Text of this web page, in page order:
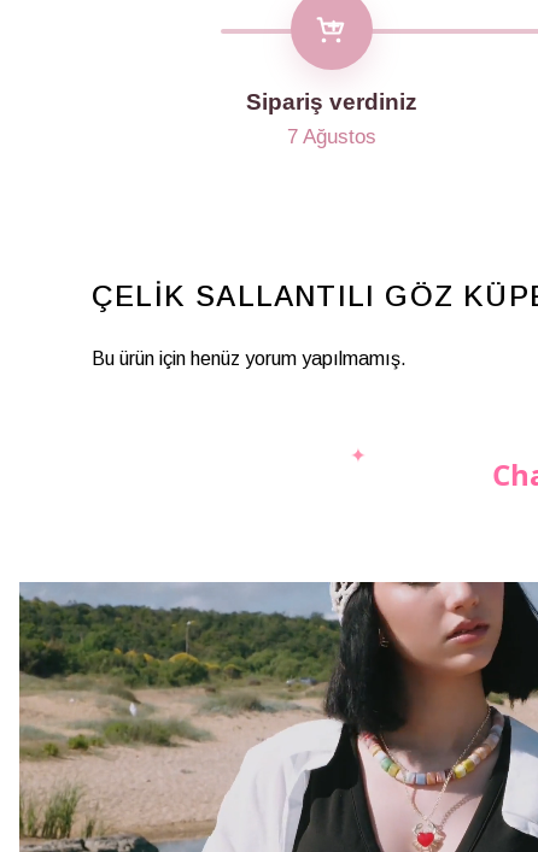
Sipariş verdiniz
7 Ağustos
ÇELİK SALLANTILI GÖZ
Bu ürün için henüz yorum yapılmamış.